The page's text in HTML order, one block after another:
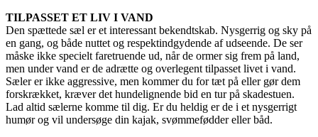
TILPASSET ET LIV I VAND
Den spættede sæl er et interessant bekendtskab. Nysgerrig og sky på
en gang, og både nuttet og respektindgydende af udseende. De ser
måske ikke specielt faretruende ud, når de ormer sig frem på land,
men under vand er de adrætte og overlegent tilpasset livet i vand.
Sæler er ikke aggressive, men kommer du for tæt på eller gør dem
forskrækket, kræver det hundelignende bid en tur på skadestuen.
Lad altid sælerne komme til dig. Er du heldig er de i et nysgerrigt
humør og vil undersøge din kajak, svømmefødder eller båd.